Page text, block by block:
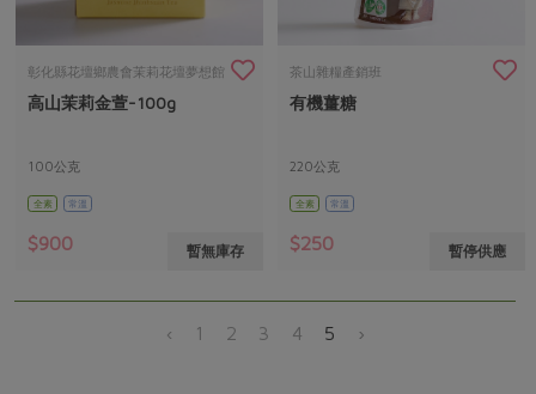
彰化縣花壇鄉農會茉莉花壇夢想館
高山茉莉金萱-100g
100公克
全素 常溫
$900 暫無庫存
茶山雜糧產銷班
有機薑糖
220公克
全素 常溫
$250 暫停供應
‹ 1 2 3 4 5 ›